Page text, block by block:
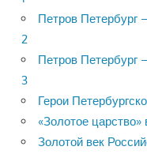
Петров
2
Петров
3
Герои
«Золотое
Золотой век